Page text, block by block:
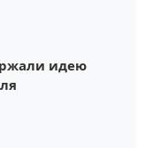
идею